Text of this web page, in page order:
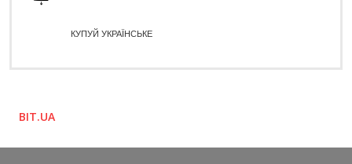
КУПУЙ УКРАЇНСЬКЕ
BIT.UA